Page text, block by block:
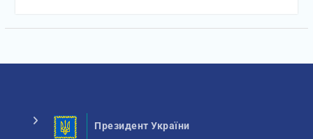
Президент України